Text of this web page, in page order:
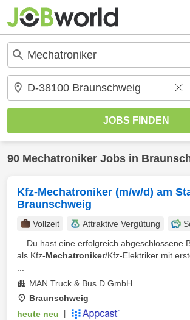
90 Mechatroniker Jobs in
Kfz-Mechatroniker (m/w/d) am
Braunschweig
Vollzeit Attraktive Vergütung
... Du hast eine erfolgreich abgeschlossene
als Kfz-Mechatroniker/Kfz-Elektriker mit
MAN Truck & Bus D GmbH
Braunschweig
heute neu